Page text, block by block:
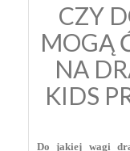
CZY
MOGĄ
NA
KIDS
Do jakiej wagi